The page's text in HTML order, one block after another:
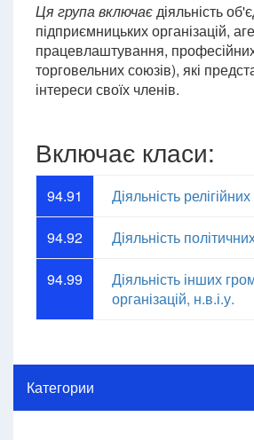
Ця група включаєдіяльність
підприємницьких організацій,
працевлаштування, професійних
торговельних союзів), які
інтереси своїх членів.
Включає класи:
94.91 Діяльність
94.92 Діяльність
94.99
Діяльність інших
організацій, н.в.і.у.
Категории